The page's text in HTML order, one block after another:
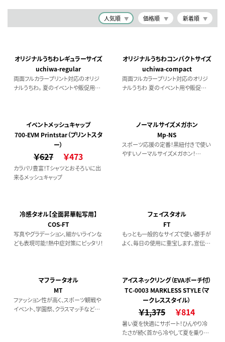
人気順 価格順 新着順
オリジナルうちわレギュラーサイズ
uchiwa-regular
両面フルカラープリント対応のオリジ
ナルうちわ。 夏のイベントや販促用に
オリジナルうちわコンパクトサイズ
uchiwa-compact
両面フルカラープリント対応のオリジ
ナルうちわ 夏のイベント用や販促に
イベントメッシュキャップ
700-EVM Printstar（プリントスタ
ー）
￥627 ￥473
カラバリ豊富！Tシャツとおそろいに出
来るメッシュキャップ
ノーマルサイズメガホン
Mp-NS
スポーツ応援の定番！黒紐付きで使い
やすいノーマルサイズメガホン！
冷感タオル【全面昇華転写用】
COS-FT
写真やグラデーション、細かいラインな
ども表現可能！熱中症対策にピッタリ！
フェイスタオル
FT
もっとも一般的なサイズで使い勝手が
よく、毎日の使用に重宝します。宣伝用
マフラータオル
MT
ファッション性が高く、スポーツ観戦や
イベント、学園祭、クラスマッチなどで
アイスネックリング（EVAポーチ付）
TC-0003 MARKLESS STYLE（マ
ークレススタイル）
￥1,375 ￥814
暑い夏を快適にサポート！ひんやり冷
たさが続く首から冷やして夏を乗り切